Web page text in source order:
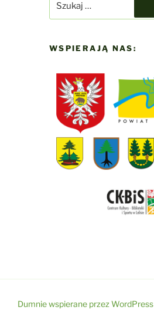
WSPIERAJĄ NAS:
Dumnie wspierane przez WordPress